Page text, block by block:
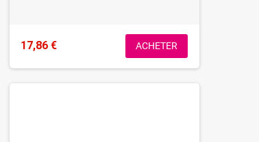
17,86 € ACHETER